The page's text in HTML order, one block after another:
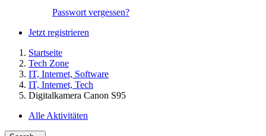
Passwort vergessen?
Jetzt registrieren
Startseite
Tech Zone
IT, Internet, Software
IT, Internet, Tech
Digitalkamera Canon S95
Alle Aktivitäten